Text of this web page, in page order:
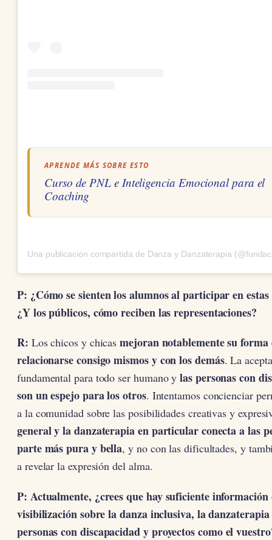
APRENDE MÁS SOBRE ESTO
Curso de PNL e Inteligencia Emocional para el
Coaching
Una publicación compartida de Danza y Danzaterapia
P: ¿Cómo se sienten los alumnos al participar en
¿Y los públicos, cómo reciben las representaciones?
R: Los chicos y chicasmejoran notablemente su forma
relacionarse consigo mismos y con los demás. La
fundamental para todo ser humano ylas personas con
son un espejo para los otros. Intentamos concienciar
a la comunidad sobre las posibilidades creativas y
general y la danzaterapia en particular conecta a las
parte más pura y bella, y no con las dificultades, y
a revelar la expresión del alma.
P: Actualmente, ¿crees que hay suficiente información
visibilización sobre la danza inclusiva, la
personas con discapacidad y proyectos como el